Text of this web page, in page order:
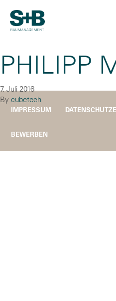
PHILIPP
7. Juli 2016
By cubetech
IMPRESSUM
BEWERBEN